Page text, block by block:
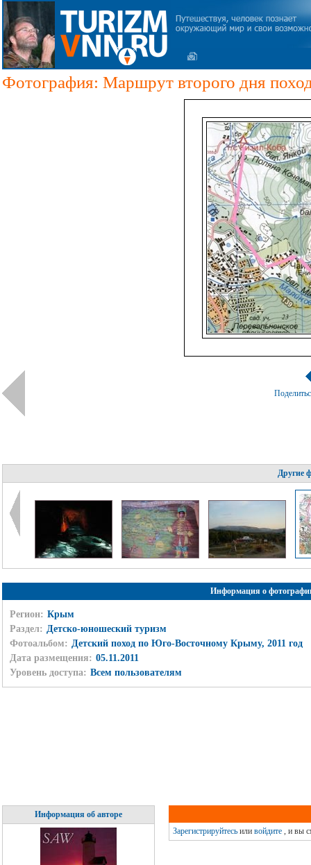
Фотография: Маршрут второго дня
Другие
Информация о
Регион: Крым
Раздел: Детско-юношеский туризм
Фотоальбом: Детский поход по Юго-Восточному Крыму, 2011 год
Дата размещения: 05.11.2011
Уровень доступа: Всем пользователям
Информация об авторе
Зарегистрируйтесьили войдите, и вы